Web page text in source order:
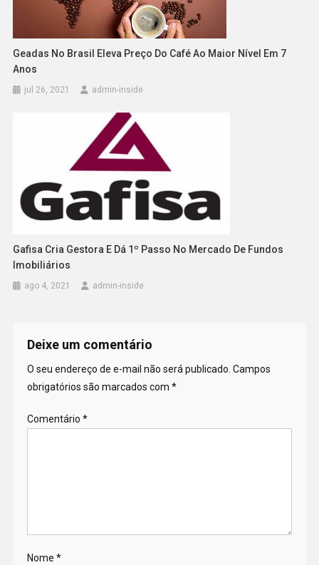
Geadas No Brasil Eleva Preço Do Café Ao Maior Nível Em 7
Anos
jul 26, 2021 admin-inside
Gafisa Cria Gestora E Dá 1º Passo No Mercado De Fundos
Imobiliários
ago 4, 2021 admin-inside
Deixe um comentário
O seu endereço de e-mail não será publicado. Campos
obrigatórios são marcados com *
Comentário *
Nome *